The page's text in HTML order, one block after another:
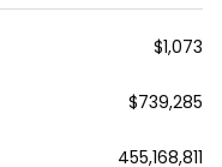
$1,073
$739,285
455,168,811